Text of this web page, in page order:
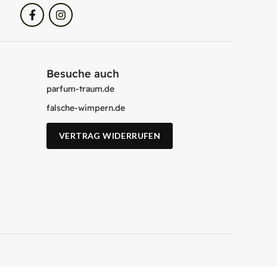
Besuche auch
parfum-traum.de
falsche-wimpern.de
VERTRAG WIDERRUFEN